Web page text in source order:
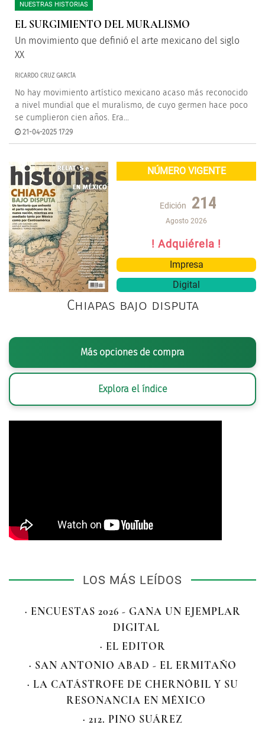
NUESTRAS HISTORIAS
EL SURGIMIENTO DEL MURALISMO
Un movimiento que definió el arte mexicano del siglo
XX
RICARDO CRUZ GARCÍA
No hay movimiento artístico mexicano acaso más reconocido
a nivel mundial que el muralismo, de cuyo germen hace poco
se cumplieron cien años. Era...
21-04-2025 17:29
NÚMERO VIGENTE
Edición 214
Agosto 2026
! Adquiérela !
Impresa
Digital
Chiapas bajo disputa
Más opciones de compra
Explora el índice
LOS MÁS LEÍDOS
· ENCUESTAS 2026 - GANA UN EJEMPLAR
DIGITAL
· EL EDITOR
· SAN ANTONIO ABAD - EL ERMITAÑO
· LA CATÁSTROFE DE CHERNÓBIL Y SU
RESONANCIA EN MÉXICO
· 212. PINO SUÁREZ